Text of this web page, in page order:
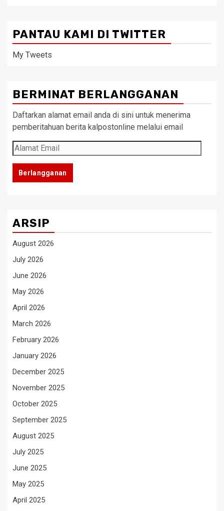
PANTAU KAMI DI TWITTER
My Tweets
BERMINAT BERLANGGANAN
Daftarkan alamat email anda di sini untuk menerima
pemberitahuan berita kalpostonline melalui email
Alamat
Email
Berlangganan
ARSIP
August 2026
July 2026
June 2026
May 2026
April 2026
March 2026
February 2026
January 2026
December 2025
November 2025
October 2025
September 2025
August 2025
July 2025
June 2025
May 2025
April 2025